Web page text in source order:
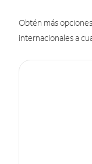
Obtén más
internacionales a